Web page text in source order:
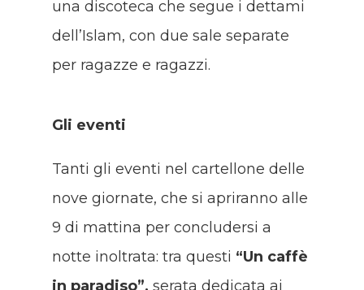
una discoteca che segue i dettami
dell’Islam, con due sale separate
per ragazze e ragazzi.
Gli eventi
Tanti gli eventi nel cartellone delle
nove giornate, che si apriranno alle
9 di mattina per concludersi a
notte inoltrata: tra questi “Un caffè
in paradiso”, serata dedicata ai